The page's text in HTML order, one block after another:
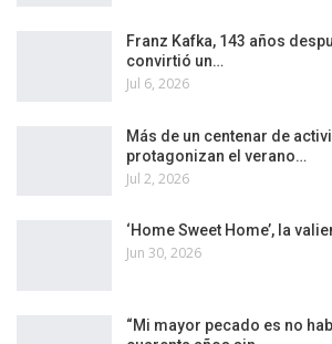
Franz Kafka, 143 años
convirtió un…
Jul 6, 2026
Más de un centenar de
protagonizan el verano…
Jul 2, 2026
‘Home Sweet Home’, la
Jun 30, 2026
“Mi mayor pecado es no